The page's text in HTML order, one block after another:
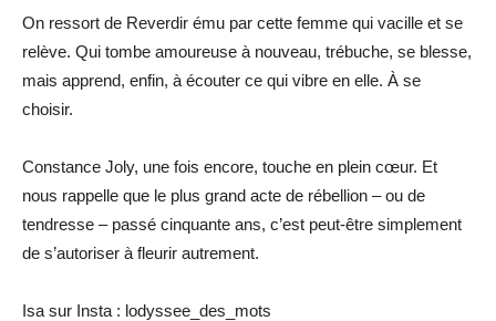
On ressort de Reverdir ému par cette femme qui vacille et se
relève. Qui tombe amoureuse à nouveau, trébuche, se blesse,
mais apprend, enfin, à écouter ce qui vibre en elle. À se
choisir.
Constance Joly, une fois encore, touche en plein cœur. Et
nous rappelle que le plus grand acte de rébellion – ou de
tendresse – passé cinquante ans, c’est peut-être simplement
de s’autoriser à fleurir autrement.
Isa sur Insta : lodyssee_des_mots